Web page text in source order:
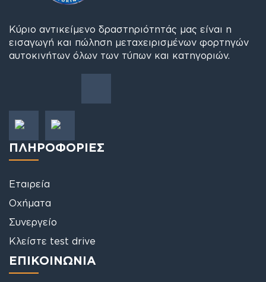
Κύριο αντικείμενο δραστηριότητάς μας είναι η
εισαγωγή και πώληση μεταχειρισμένων φορτηγών
αυτοκινήτων όλων των τύπων και κατηγοριών.
ΠΛΗΡΟΦΟΡΙΕΣ
Εταιρεία
Συνεργείο
Κλείστε test drive
ΕΠΙΚΟΙΝΩΝΙΑ
Π.Ο. Λαρίσης - Καρδίτσης
Τρίκαλα, 42132